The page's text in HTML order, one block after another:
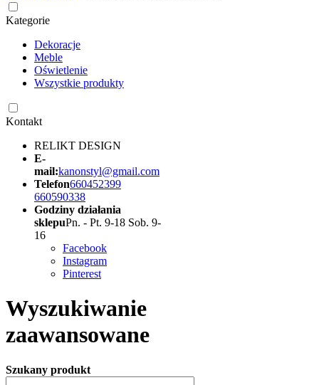
Kategorie
Dekoracje
Meble
Oświetlenie
Wszystkie produkty
Kontakt
RELIKT DESIGN
E-
mail:kanonstyl@gmail.com
Telefon660452399
660590338
Godziny działania
sklepuPn. - Pt. 9-18 Sob. 9-
16
Facebook
Instagram
Pinterest
Wyszukiwanie
zaawansowane
Szukany produkt